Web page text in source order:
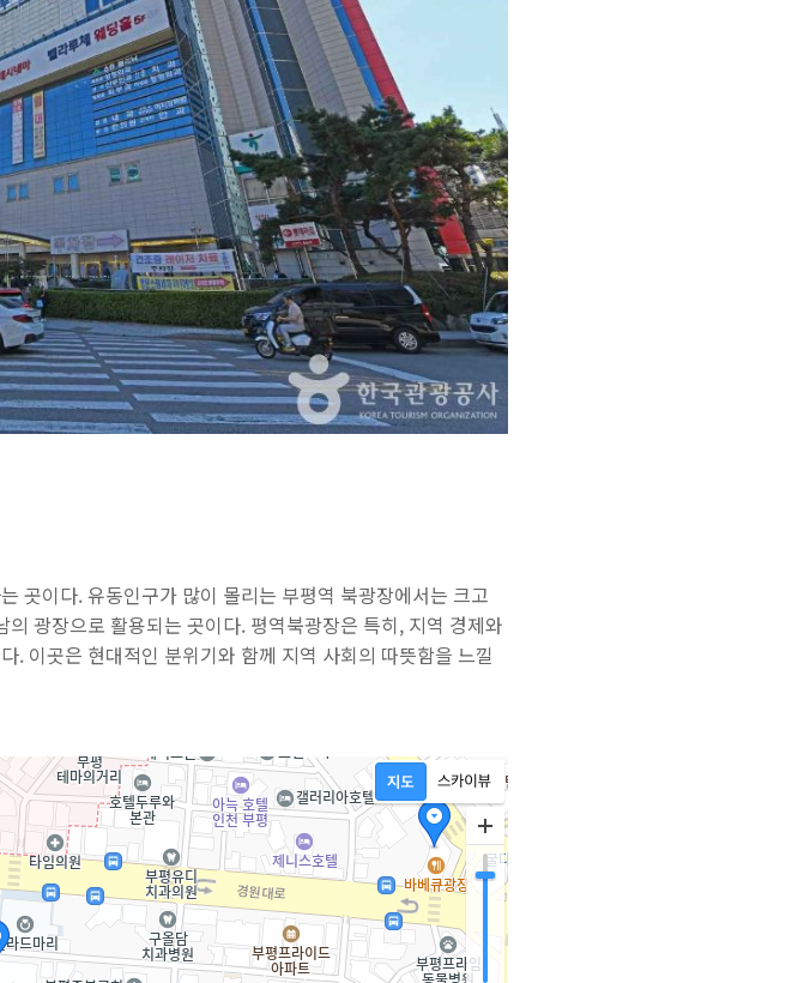
곳이다. 유동인구가 많이 몰리는 부평역 북광장에서는 크고
광장으로 활용되는 곳이다. 평역북광장은 특히, 지역 경제와
. 이곳은 현대적인 분위기와 함께 지역 사회의 따뜻함을 느낄